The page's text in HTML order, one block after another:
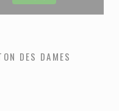
DES DAMES